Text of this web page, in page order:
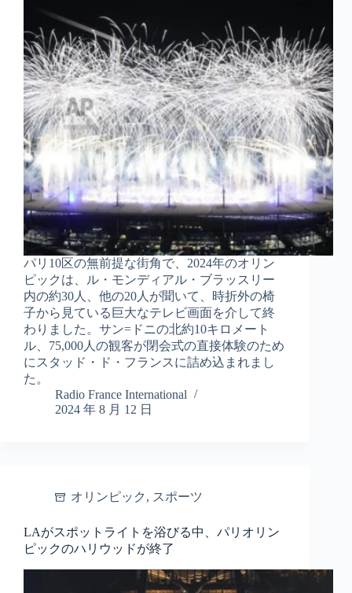
パリ10区の無前提な街角で、2024年のオリン
ピックは、ル・モンディアル・ブラッスリー
内の約30人、他の20人が聞いて、時折外の椅
子から見ている巨大なテレビ画面を介して終
わりました。サン=ドニの北約10キロメート
ル、75,000人の観客が閉会式の直接体験のため
にスタッド・ド・フランスに詰め込まれまし
た。
Radio France International
2024 年 8 月 12 日
オリンピック , スポーツ
LAがスポットライトを浴びる中、パリオリン
ピックのハリウッドが終了